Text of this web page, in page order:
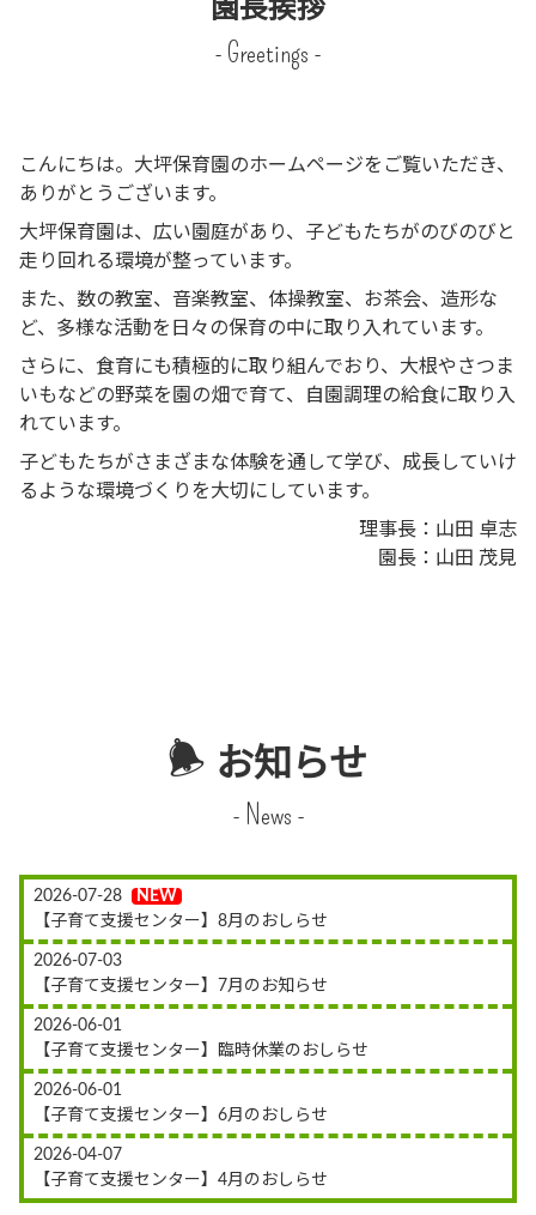
園長挨拶
- Greetings -
こんにちは。大坪保育園のホームページをご覧いただき、
ありがとうございます。
大坪保育園は、広い園庭があり、子どもたちがのびのびと
走り回れる環境が整っています。
また、数の教室、音楽教室、体操教室、お茶会、造形な
ど、多様な活動を日々の保育の中に取り入れています。
さらに、食育にも積極的に取り組んでおり、大根やさつま
いもなどの野菜を園の畑で育て、自園調理の給食に取り入
れています。
子どもたちがさまざまな体験を通して学び、成長していけ
るような環境づくりを大切にしています。
理事長：山田 卓志
園長：山田 茂見
お知らせ
- News -
2026-07-28
【子育て支援センター】8月のおしらせ
2026-07-03
【子育て支援センター】7月のお知らせ
2026-06-01
【子育て支援センター】臨時休業のおしらせ
2026-06-01
【子育て支援センター】6月のおしらせ
2026-04-07
【子育て支援センター】4月のおしらせ